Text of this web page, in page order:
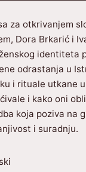
za otkrivanjem
Dora Brkarić i
identiteta
odrastanja u
i rituale utkane
i kako oni
koja poziva na
i suradnju.